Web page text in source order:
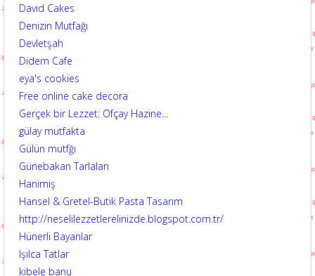
David Cakes
Denizin Mutfağı
Devletşah
Didem Cafe
eya's cookies
Free online cake decora
Gerçek bir Lezzet: Ofçay Hazine…
gülay mutfakta
Gülün mutfğı
Günebakan Tarlaları
Hanimiş
Hansel & Gretel-Butik Pasta Tasarım
http://neselilezzetlerelinizde.blogspot.com.tr/
Hünerli Bayanlar
Işılca Tatlar
kibele banu